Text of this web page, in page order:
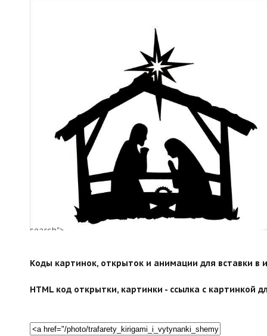
search">
Коды картинок, открыток и анимации для вставки в
HTML код открытки, картинки - ссылка с картинкой